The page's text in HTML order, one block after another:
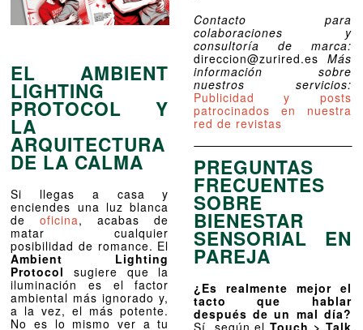
EL AMBIENT
LIGHTING
PROTOCOL Y
LA
ARQUITECTURA
DE LA CALMA
Si llegas a casa y
enciendes una luz blanca
deoficina, acabas de
matar cualquier
posibilidad de romance. El
Ambient Lighting
Protocol
sugiere que la
iluminación es el factor
ambiental más ignorado y,
a la vez, el más potente.
No es lo mismo ver a tu
Contacto para
colaboraciones y
consultoría de marca:
direccion@zurired.es Más
información sobre
nuestros servicios:
Publicidad y posts
patrocinados en nuestra
red de revistas
PREGUNTAS
FRECUENTES
SOBRE
BIENESTAR
SENSORIAL EN
PAREJA
¿Es realmente mejor el
tacto que hablar
después de un mal día?